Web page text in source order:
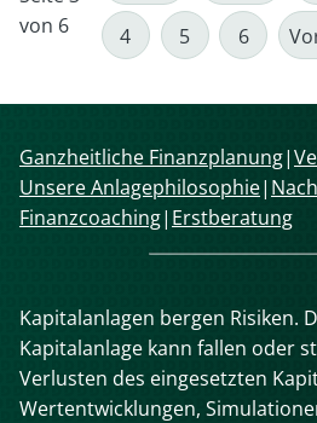
Geheimwaffe
von 6
4 5 6
Navigation
überspringen
Ganzheitliche Finanzplanung
Unsere Anlagephilosophie
Finanzcoaching Erstberatung
Kapitalanlagen bergen Risiken.
Kapitalanlage kann fallen oder
Verlusten des eingesetzten
Wertentwicklungen,